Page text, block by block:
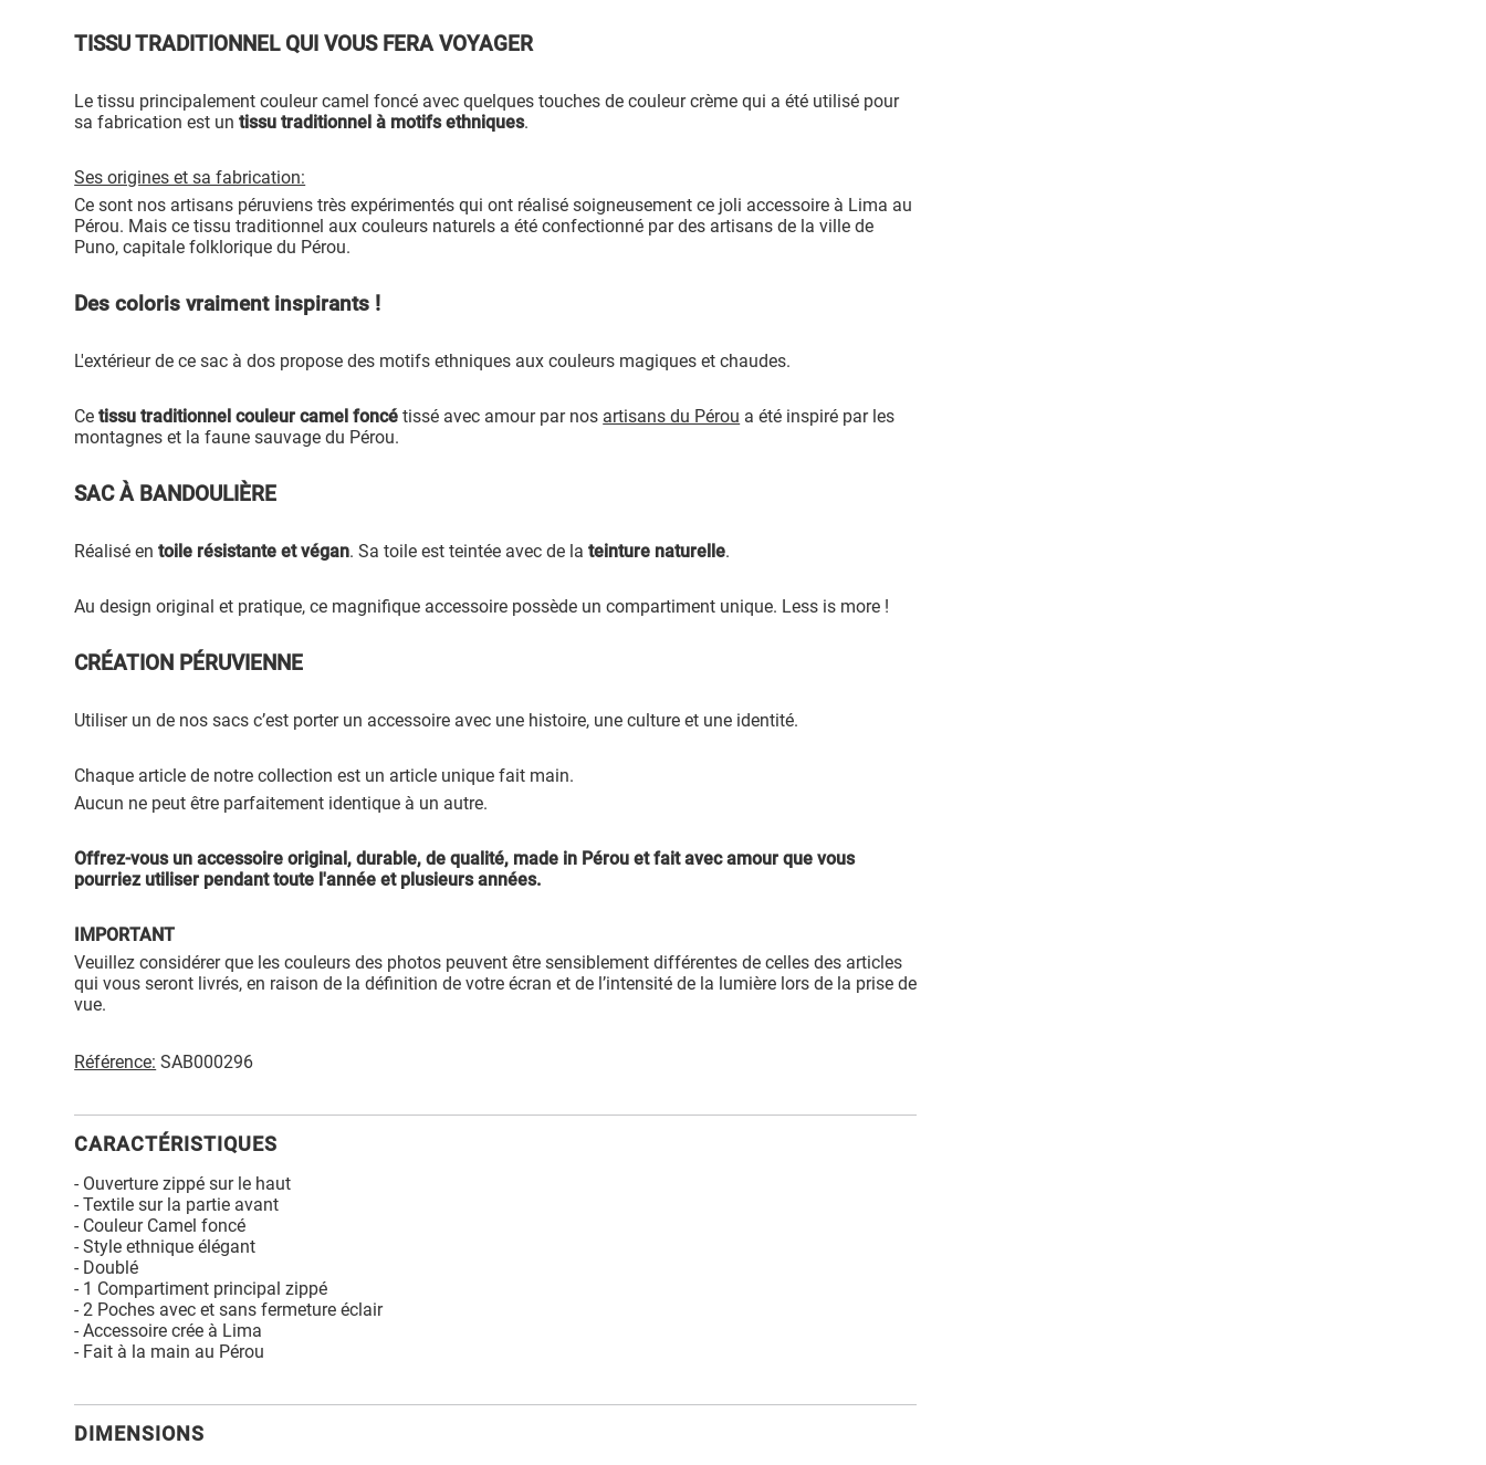
TISSU TRADITIONNEL QUI VOUS FERA VOYAGER
Le tissu principalement couleur camel foncé avec quelques touches de couleur crème qui a été utilisé pour
sa fabrication est untissu traditionnel à motifs ethniques.
Ses origines et sa fabrication:
Ce sont nos artisans péruviens très expérimentés qui ont réalisé soigneusement ce joli accessoire à Lima au
Pérou. Mais ce tissu traditionnel aux couleurs naturels a été confectionné par des artisans de la ville de
Puno, capitale folklorique du Pérou.
Des coloris vraiment inspirants !
L'extérieur de ce sac à dos propose des motifs ethniques aux couleurs magiques et chaudes.
Cetissu traditionnel couleur camel foncé tissé avec amour par nos artisans du Pérou a été inspiré par les
montagnes et la faune sauvage du Pérou.
SAC À BANDOULIÈRE
Réalisé entoile résistante et végan. Sa toile est teintée avec de lateinture naturelle.
Au design original et pratique, ce magnifique accessoire possède un compartiment unique. Less is more !
CRÉATION PÉRUVIENNE
Utiliser un de nos sacs c’est porter un accessoire avec une histoire, une culture et une identité.
Chaque article de notre collection est un article unique fait main.
Aucun ne peut être parfaitement identique à un autre.
Offrez-vous un accessoire original, durable, de qualité, made in Pérou et fait avec amour que vous
pourriez utiliser pendant toute l'année et plusieurs années.
IMPORTANT
Veuillez considérer que les couleurs des photos peuvent être sensiblement différentes de celles des articles
qui vous seront livrés, en raison de la définition de votre écran et de l’intensité de la lumière lors de la prise de
vue.
Référence: SAB000296
CARACTÉRISTIQUES
- Ouverture zippé sur le haut
- Textile sur la partie avant
- Couleur Camel foncé
- Style ethnique élégant
- Doublé
- 1 Compartiment principal zippé
- 2 Poches avec et sans fermeture éclair
- Accessoire crée à Lima
- Fait à la main au Pérou
DIMENSIONS